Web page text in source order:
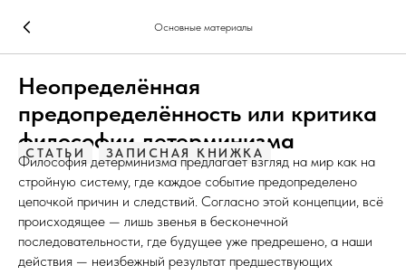
Основные материалы
Неопределённая
предопределённость или критика
философии детерминизма
СТАТЬИ ЗАПИСНАЯ КНИЖКА
Философия детерминизма предлагает взгляд на мир как на
стройную систему, где каждое событие предопределено
цепочкой причин и следствий. Согласно этой концепции, всё
происходящее — лишь звенья в бесконечной
последовательности, где будущее уже предрешено, а наши
действия — неизбежный результат предшествующих